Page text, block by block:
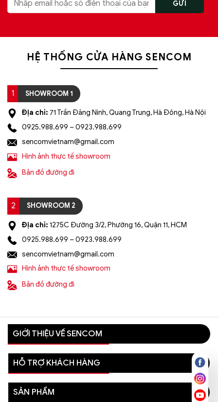
HỆ THỐNG CỬA HÀNG SENCOM
1 SHOWROOM 1
Địa chỉ: 71 Trần Đăng Ninh, Quang Trung, Hà Đông, Hà Nội
0925.988.699 – 0923.988.699
sencomvietnam@gmail.com
Hình ảnh thực tế showroom
Bản đồ đường đi
2 SHOWROOM 2
Địa chỉ: 1275C Đường 3/2, Phường 16, Quận 11, HCM
0925.988.699 – 0923.988.699
sencomvietnam@gmail.com
Hình ảnh thực tế showroom
Bản đồ đường đi
GIỚI THIỆU VỀ SENCOM
HỖ TRỢ KHÁCH HÀNG
SẢN PHẨM